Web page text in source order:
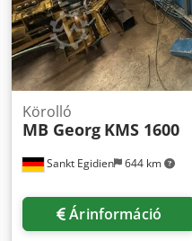
Sankt Egidien 644 km
Körolló
MB Georg KMS 1600
Árinformáció